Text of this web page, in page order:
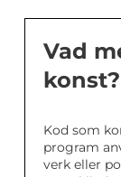
Vad
konst?
Kod som
program
verk eller